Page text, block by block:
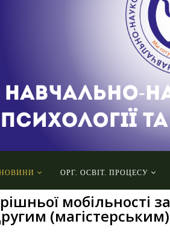
ОРГ. ОСВІТ. ПРОЦЕСУ
мобільності